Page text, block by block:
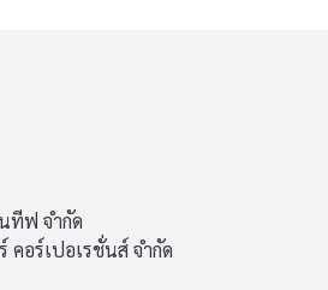
ทีฟ จำกัด
อร์เปอเรชั่นส์ จำกัด